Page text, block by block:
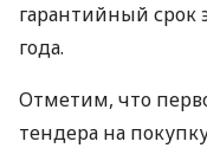
гарантийный срок
года.
Отметим, что
тендера на